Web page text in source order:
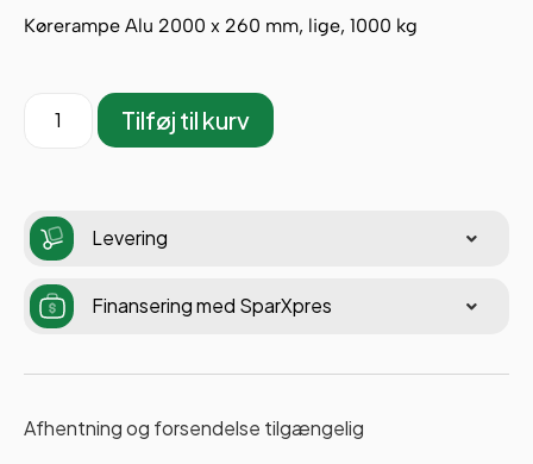
Kørerampe Alu 2000 x 260 mm, lige, 1000 kg
Tilføj til kurv
Levering
Finansering med SparXpres
Afhentning og forsendelse tilgængelig